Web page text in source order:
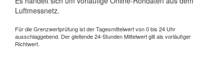
Luftmessnetz.
Für die Grenzwertprüfung ist der Tagesmittelwert von 0 bis 24 Uhr
ausschlaggebend. Der gleitende 24-Stunden Mittelwert gilt als vorläufiger
Richtwert.